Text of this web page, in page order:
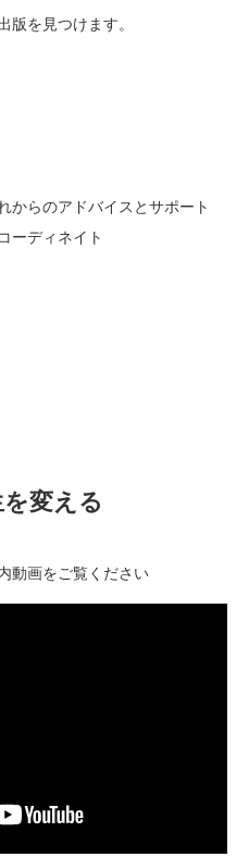
版を見つけます。
からのアドバイスとサポート
ーディネイト
変える
動画をご覧ください